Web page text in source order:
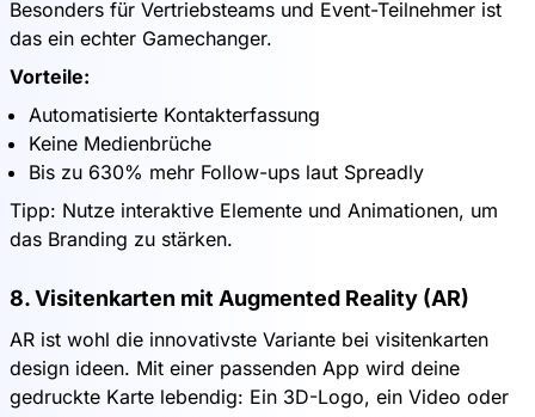
Besonders für Vertriebsteams und Event-Teilnehmer ist
das ein echter Gamechanger.
Vorteile:
Automatisierte Kontakterfassung
Keine Medienbrüche
Bis zu 630% mehr Follow-ups laut Spreadly
Tipp: Nutze interaktive Elemente und Animationen, um
das Branding zu stärken.
8. Visitenkarten mit Augmented Reality (AR)
AR ist wohl die innovativste Variante bei visitenkarten
design ideen. Mit einer passenden App wird deine
gedruckte Karte lebendig: Ein 3D-Logo, ein Video oder